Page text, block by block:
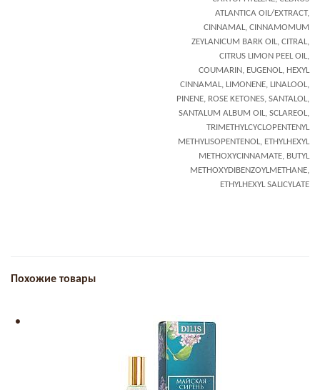
ATLANTICA OIL/EXTRACT,
CINNAMAL, CINNAMOMUM
ZEYLANICUM BARK OIL, CITRAL,
CITRUS LIMON PEEL OIL,
COUMARIN, EUGENOL, HEXYL
CINNAMAL, LIMONENE, LINALOOL,
PINENE, ROSE KETONES, SANTALOL,
SANTALUM ALBUM OIL, SCLAREOL,
TRIMETHYLCYCLOPENTENYL
METHYLISOPENTENOL, ETHYLHEXYL
METHOXYCINNAMATE, BUTYL
METHOXYDIBENZOYLMETHANE,
ETHYLHEXYL SALICYLATE
Похожие товары